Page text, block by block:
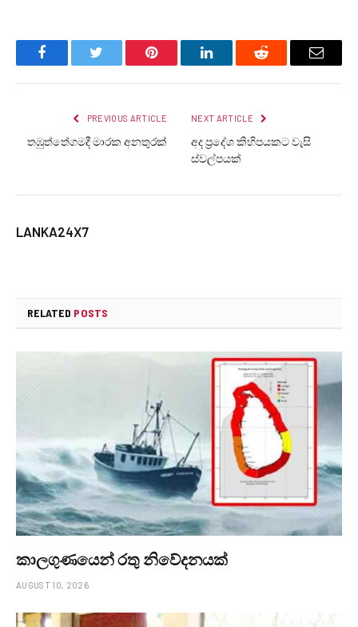
FacebookTwitter Pinterest LinkedInReddit Email
PREVIOUS ARTICLE
තඹුත්තේගමදී මාරක අනතුරක්
NEXT ARTICLE
අද ප්‍රදේශ කිහිපයකට වැසි
ස්වල්පයක්
LANKA24X7
RELATED POSTS
කාලගුණයෙන් ‍රතු නිවේදනයක්
AUGUST 10, 2026